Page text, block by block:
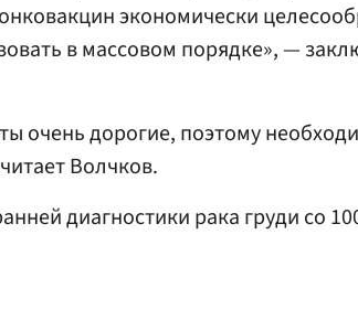
экономически
в массовом порядке», —
очень дорогие, поэтому
Волчков.
диагностики рака груди со